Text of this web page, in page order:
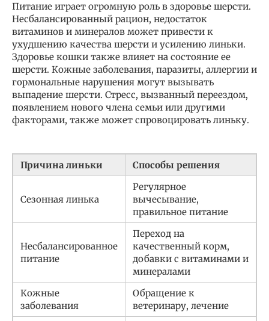
Питание играет огромную роль в здоровье шерсти.
Несбалансированный рацион, недостаток
витаминов и минералов может привести к
ухудшению качества шерсти и усилению линьки.
Здоровье кошки также влияет на состояние ее
шерсти. Кожные заболевания, паразиты, аллергии и
гормональные нарушения могут вызывать
выпадение шерсти. Стресс, вызванный переездом,
появлением нового члена семьи или другими
факторами, также может спровоцировать линьку.
Причина линьки Способы решения
Сезонная линька
Регулярное
вычесывание,
правильное питание
Несбалансированное
питание
Переход на
качественный корм,
добавки с витаминами и
минералами
Кожные
заболевания
Обращение к
ветеринару, лечение